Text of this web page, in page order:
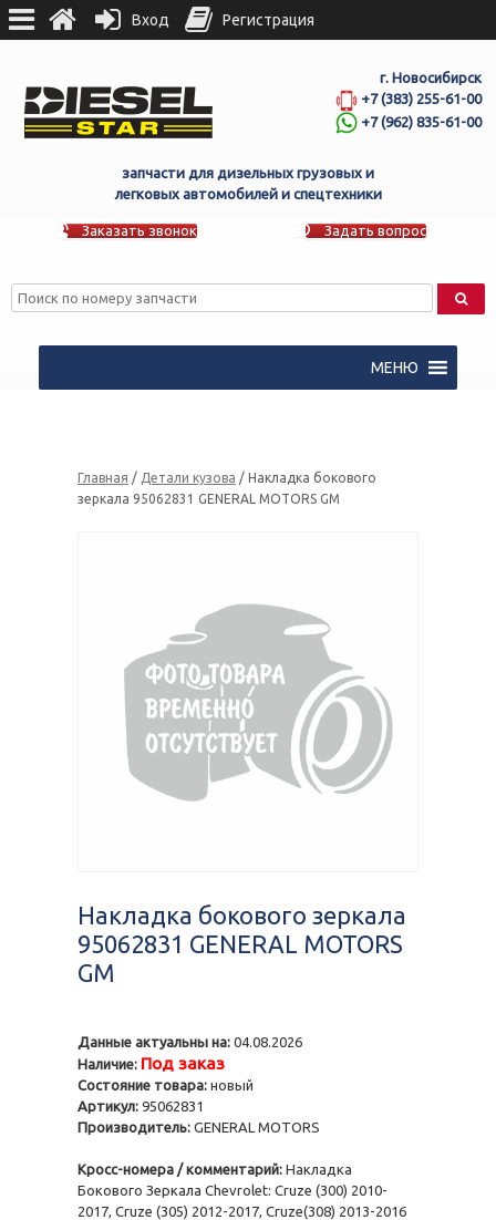
г. Новосибирск
+7 (383) 255-61-00
+7 (962) 835-61-00
запчасти для дизельных грузовых и
легковых автомобилей и спецтехники
Заказать звонок Задать вопрос
МЕНЮ
Главная / Детали кузова / Накладка бокового
зеркала 95062831 GENERAL MOTORS GM
Накладка бокового зеркала
95062831 GENERAL MOTORS
GM
Данные актуальны на: 04.08.2026
Наличие: Под заказ
Состояние товара: новый
Артикул: 95062831
Производитель: GENERAL MOTORS
Кросс-номера / комментарий: Накладка
Бокового Зеркала Chevrolet: Cruze (300) 2010-
2017, Cruze (305) 2012-2017, Cruze(308) 2013-2016
Вход Регистрация